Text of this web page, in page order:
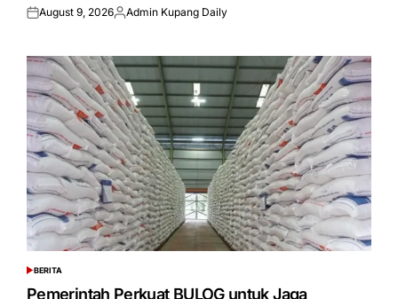
Posted
August 9, 2026Posted
Admin Kupang Daily
POSTED
IN
BERITA
Pemerintah Perkuat BULOG untuk Jaga